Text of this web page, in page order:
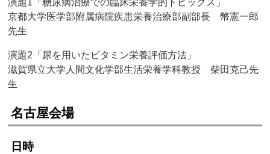
演題1「糖尿病治療での臨床栄養学的トピックス」
京都大学医学部附属病院疾患栄養治療部副部長 幣憲一郎
先生
演題2「尿を用いたビタミン栄養評価方法」
滋賀県立大学人間文化学部生活栄養学科教授 柴田克己先
生
名古屋会場
日時